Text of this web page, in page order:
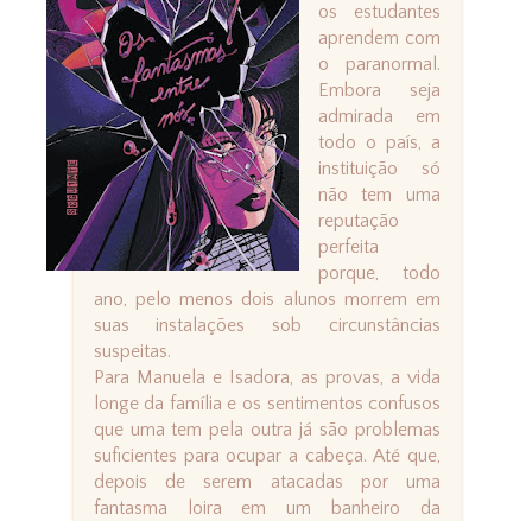
os estudantes
aprendem com
o paranormal.
Embora seja
admirada em
todo o país, a
instituição só
não tem uma
reputação
perfeita
porque, todo
ano, pelo menos dois alunos morrem em
suas instalações sob circunstâncias
suspeitas.
Para Manuela e Isadora, as provas, a vida
longe da família e os sentimentos confusos
que uma tem pela outra já são problemas
suficientes para ocupar a cabeça. Até que,
depois de serem atacadas por uma
fantasma loira em um banheiro da